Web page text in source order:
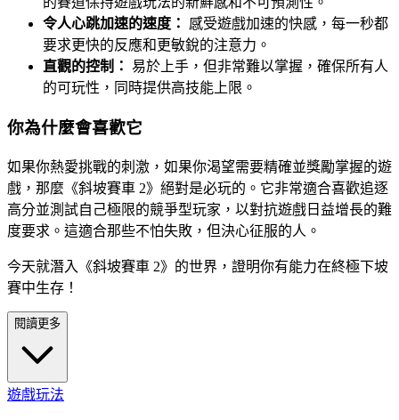
令人心跳加速的速度：
感受遊戲加速的快感，每一秒都
要求更快的反應和更敏銳的注意力。
直觀的控制： 易於上手，但非常難以掌握，確保所有人
的可玩性，同時提供高技能上限。
你為什麼會喜歡它
如果你熱愛挑戰的刺激，如果你渴望需要精確並獎勵掌握的遊
戲，那麼《斜坡賽車 2》絕對是必玩的。它非常適合喜歡追逐
高分並測試自己極限的競爭型玩家，以對抗遊戲日益增長的難
度要求。這適合那些不怕失敗，但決心征服的人。
今天就潛入《斜坡賽車 2》的世界，證明你有能力在終極下坡
賽中生存！
閱讀更多
遊戲玩法